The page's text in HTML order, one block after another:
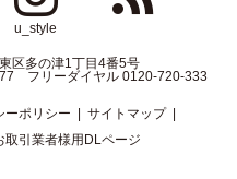
u_style
区多の津1丁目4番5号
フリーダイヤル 0120-720-333
ーポリシー
サイトマップ
取引業者様用DLページ